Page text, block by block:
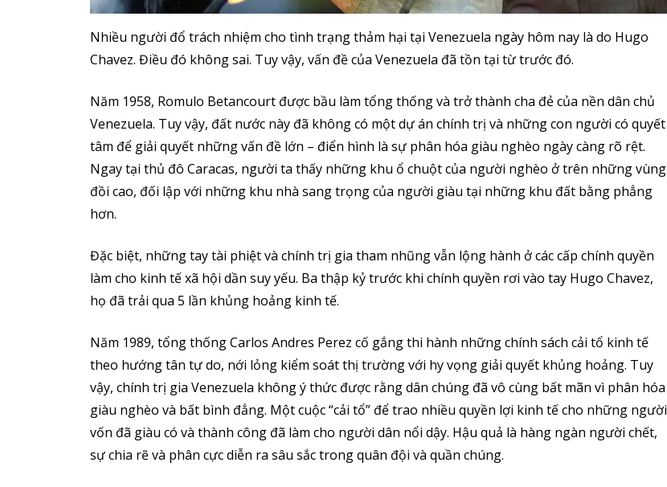
Nhiều người đổ trách nhiệm cho tình trạng thảm hại tại Venezuela ngày hôm nay là do Hugo
Chavez. Điều đó không sai. Tuy vậy, vấn đề của Venezuela đã tồn tại từ trước đó.
Năm 1958, Romulo Betancourt được bầu làm tổng thống và trở thành cha đẻ của nền dân chủ
Venezuela. Tuy vậy, đất nước này đã không có một dự án chính trị và những con người có quyết
tâm để giải quyết những vấn đề lớn – điển hình là sự phân hóa giàu nghèo ngày càng rõ rệt.
Ngay tại thủ đô Caracas, người ta thấy những khu ổ chuột của người nghèo ở trên những vùng
đồi cao, đối lập với những khu nhà sang trọng của người giàu tại những khu đất bằng phẳng
hơn.
Đặc biệt, những tay tài phiệt và chính trị gia tham nhũng vẫn lộng hành ở các cấp chính quyền
làm cho kinh tế xã hội dần suy yếu. Ba thập kỷ trước khi chính quyền rơi vào tay Hugo Chavez,
họ đã trải qua 5 lần khủng hoảng kinh tế.
Năm 1989, tổng thống Carlos Andres Perez cố gắng thi hành những chính sách cải tổ kinh tế
theo hướng tân tự do, nới lỏng kiểm soát thị trường với hy vọng giải quyết khủng hoảng. Tuy
vậy, chính trị gia Venezuela không ý thức được rằng dân chúng đã vô cùng bất mãn vì phân hóa
giàu nghèo và bất bình đẳng. Một cuộc “cải tổ” để trao nhiều quyền lợi kinh tế cho những người
vốn đã giàu có và thành công đã làm cho người dân nổi dậy. Hậu quả là hàng ngàn người chết,
sự chia rẽ và phân cực diễn ra sâu sắc trong quân đội và quần chúng.